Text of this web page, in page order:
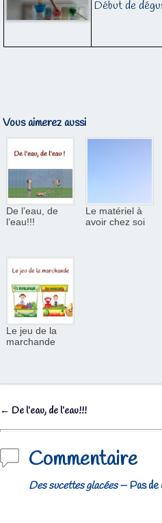
Début de
Vous aimerez aussi
De l’eau, de
l’eau!!!
Le matériel à
avoir chez soi
Le jeu de la
marchande
Navigation des articles
← De l’eau, de l’eau!!!
Commentaire
Des sucettes glacées— Pas de